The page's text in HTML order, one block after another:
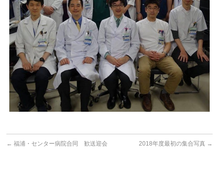
← 福浦・センター病院合同 歓送迎会 2018年度最初の集合写真 →